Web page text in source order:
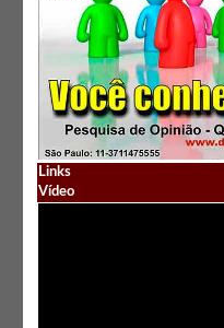
Links
Vídeo